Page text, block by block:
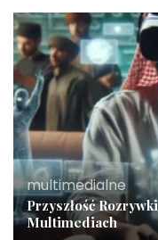
multimedialne
Przyszłość
Multimediach